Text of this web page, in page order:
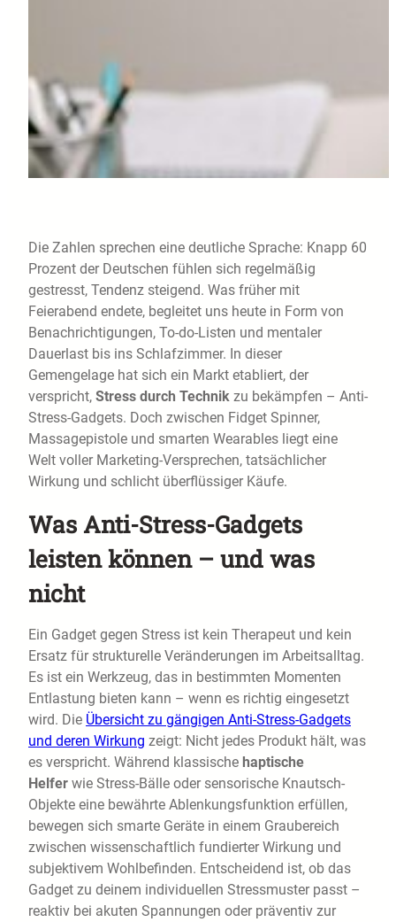
Die Zahlen sprechen eine deutliche Sprache: Knapp 60
Prozent der Deutschen fühlen sich regelmäßig
gestresst, Tendenz steigend. Was früher mit
Feierabend endete, begleitet uns heute in Form von
Benachrichtigungen, To-do-Listen und mentaler
Dauerlast bis ins Schlafzimmer. In dieser
Gemengelage hat sich ein Markt etabliert, der
verspricht, Stress durch Technik zu bekämpfen – Anti-
Stress-Gadgets. Doch zwischen Fidget Spinner,
Massagepistole und smarten Wearables liegt eine
Welt voller Marketing-Versprechen, tatsächlicher
Wirkung und schlicht überflüssiger Käufe.
Was Anti-Stress-Gadgets
leisten können – und was
nicht
Ein Gadget gegen Stress ist kein Therapeut und kein
Ersatz für strukturelle Veränderungen im Arbeitsalltag.
Es ist ein Werkzeug, das in bestimmten Momenten
Entlastung bieten kann – wenn es richtig eingesetzt
wird. Die Übersicht zu gängigen Anti-Stress-Gadgets
und deren Wirkung zeigt: Nicht jedes Produkt hält, was
es verspricht. Während klassische haptische
Helfer wie Stress-Bälle oder sensorische Knautsch-
Objekte eine bewährte Ablenkungsfunktion erfüllen,
bewegen sich smarte Geräte in einem Graubereich
zwischen wissenschaftlich fundierter Wirkung und
subjektivem Wohlbefinden. Entscheidend ist, ob das
Gadget zu deinem individuellen Stressmuster passt –
reaktiv bei akuten Spannungen oder präventiv zur